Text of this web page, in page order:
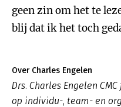
geen zin om het te
blij dat ik het toch
Over Charles Engelen
Drs. Charles Engelen
op individu-, team- en